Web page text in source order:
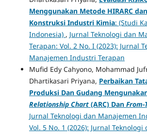
Menggunakan Metode HIRARC
Konstruksi Industri Kimia: (Studi
Indonesia) , Jurnal Teknologi dan
Terapan: Vol. 2 No. I (2023): Jurnal
Manajemen Industri Terapan
Mufid Edy Cahyono, Mohammad
Dhartikasari Priyana, Perbaikan
Produksi Dan Gudang
Relationship Chart (ARC) Dan From-
Jurnal Teknologi dan Manajemen
Vol. 5 No. 1 (2026): Jurnal